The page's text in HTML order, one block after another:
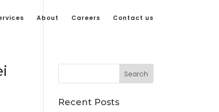
About Careers Contact us
Recent Posts